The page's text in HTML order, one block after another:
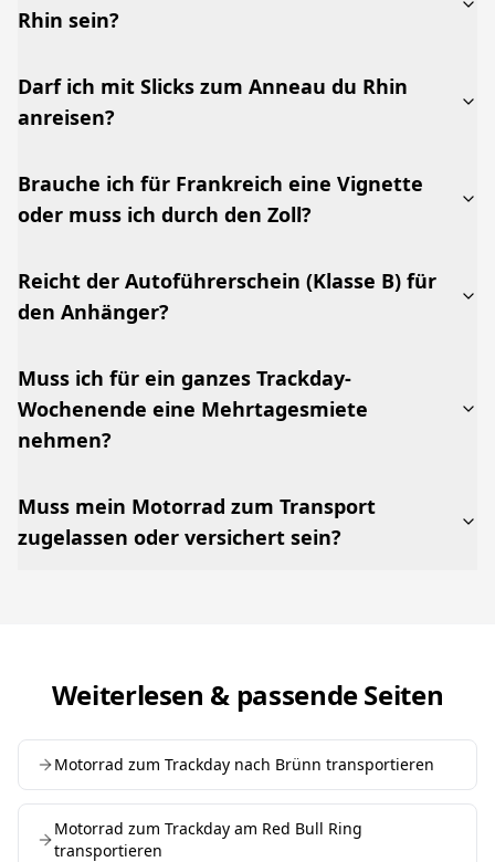
Rhin sein?
Darf ich mit Slicks zum Anneau du Rhin
anreisen?
Brauche ich für Frankreich eine Vignette
oder muss ich durch den Zoll?
Reicht der Autoführerschein (Klasse B) für
den Anhänger?
Muss ich für ein ganzes Trackday-
Wochenende eine Mehrtagesmiete
nehmen?
Muss mein Motorrad zum Transport
zugelassen oder versichert sein?
Weiterlesen & passende Seiten
Motorrad zum Trackday nach Brünn transportieren
Motorrad zum Trackday am Red Bull Ring
transportieren